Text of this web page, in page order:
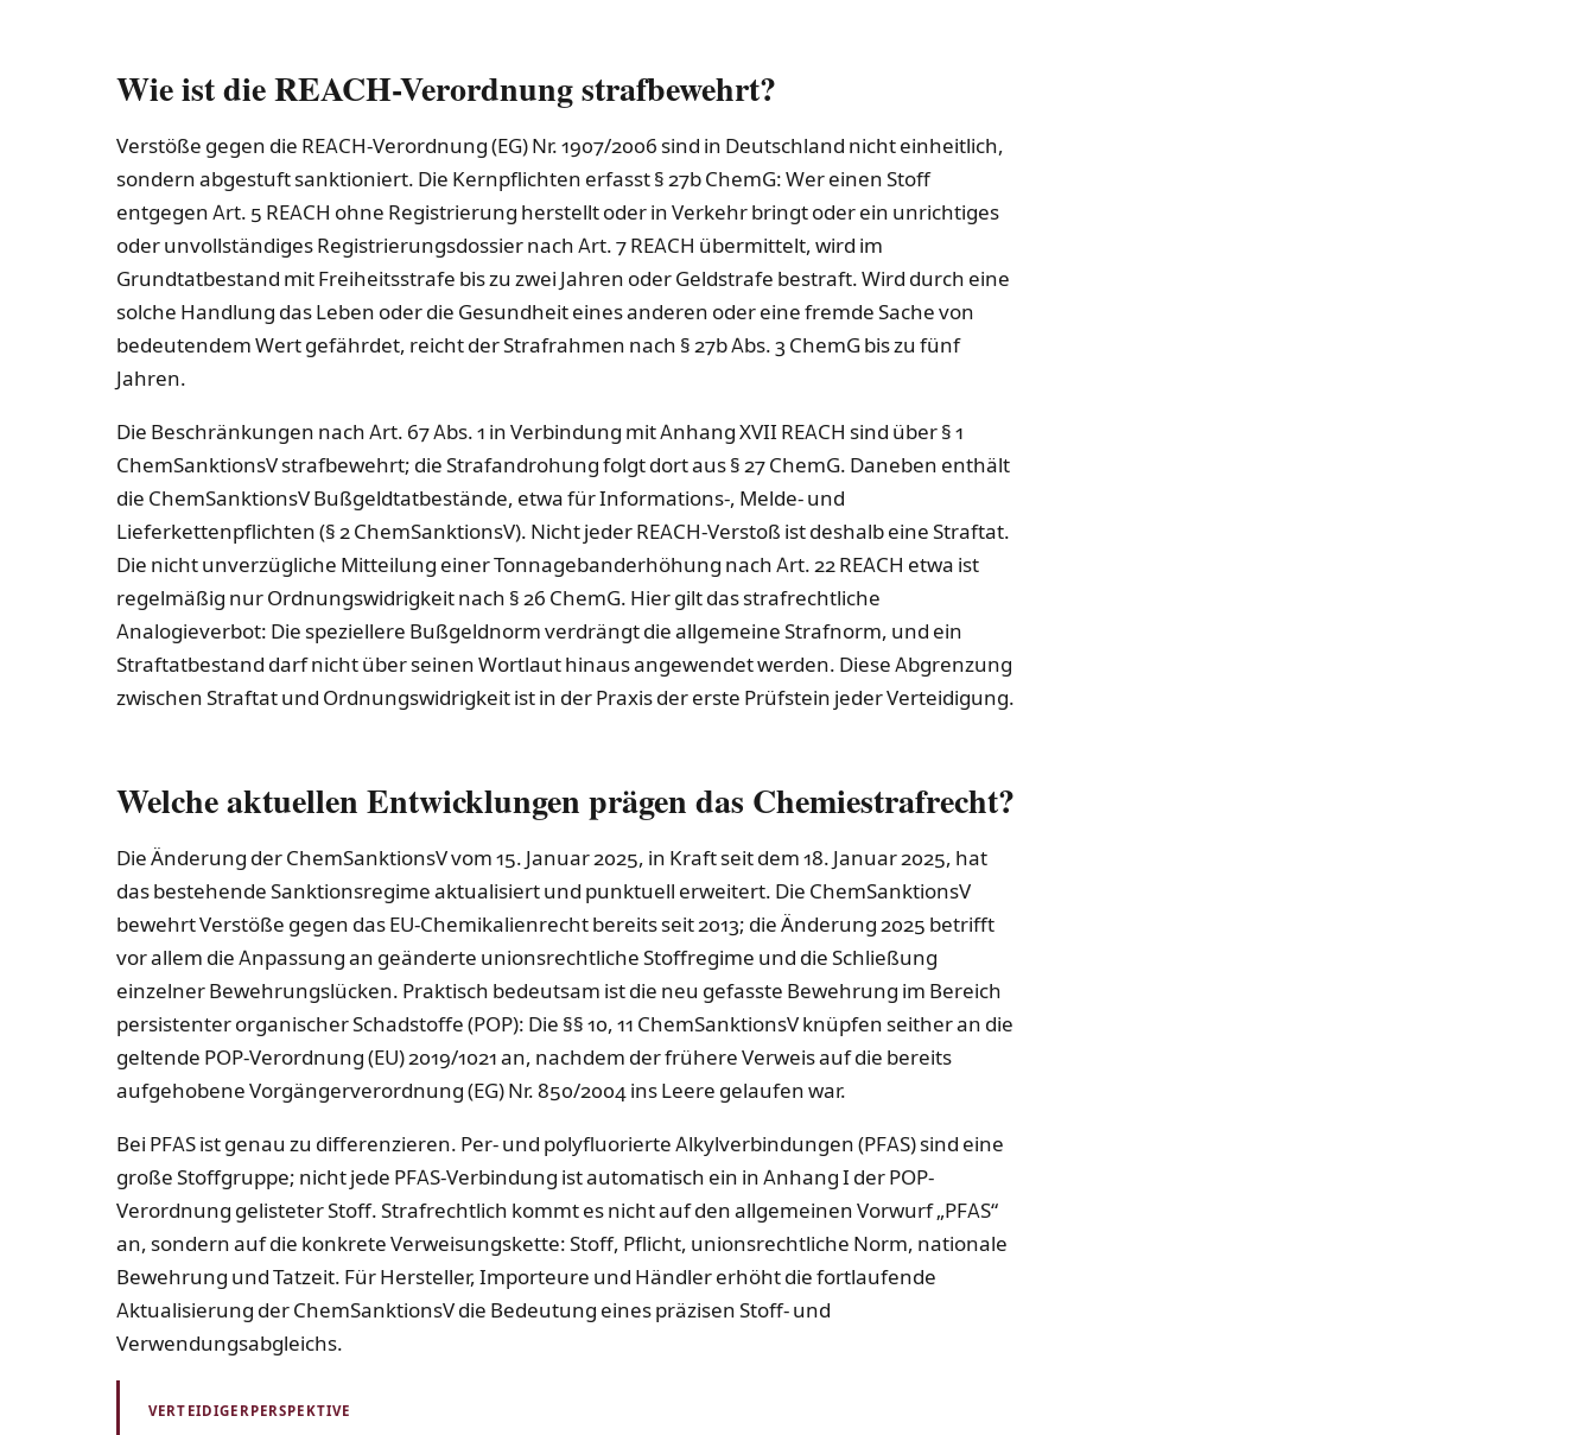
Wie ist die REACH-Verordnung strafbewehrt?
Verstöße gegen die REACH-Verordnung (EG) Nr. 1907/2006 sind in Deutschland nicht einheitlich,
sondern abgestuft sanktioniert. Die Kernpflichten erfasst § 27b ChemG: Wer einen Stoff
entgegen Art. 5 REACH ohne Registrierung herstellt oder in Verkehr bringt oder ein unrichtiges
oder unvollständiges Registrierungsdossier nach Art. 7 REACH übermittelt, wird im
Grundtatbestand mit Freiheitsstrafe bis zu zwei Jahren oder Geldstrafe bestraft. Wird durch eine
solche Handlung das Leben oder die Gesundheit eines anderen oder eine fremde Sache von
bedeutendem Wert gefährdet, reicht der Strafrahmen nach § 27b Abs. 3 ChemG bis zu fünf
Jahren.
Die Beschränkungen nach Art. 67 Abs. 1 in Verbindung mit Anhang XVII REACH sind über § 1
ChemSanktionsV strafbewehrt; die Strafandrohung folgt dort aus § 27 ChemG. Daneben enthält
die ChemSanktionsV Bußgeldtatbestände, etwa für Informations-, Melde- und
Lieferkettenpflichten (§ 2 ChemSanktionsV). Nicht jeder REACH-Verstoß ist deshalb eine Straftat.
Die nicht unverzügliche Mitteilung einer Tonnagebanderhöhung nach Art. 22 REACH etwa ist
regelmäßig nur Ordnungswidrigkeit nach § 26 ChemG. Hier gilt das strafrechtliche
Analogieverbot: Die speziellere Bußgeldnorm verdrängt die allgemeine Strafnorm, und ein
Straftatbestand darf nicht über seinen Wortlaut hinaus angewendet werden. Diese Abgrenzung
zwischen Straftat und Ordnungswidrigkeit ist in der Praxis der erste Prüfstein jeder Verteidigung.
Welche aktuellen Entwicklungen prägen das Chemiestrafrecht?
Die Änderung der ChemSanktionsV vom 15. Januar 2025, in Kraft seit dem 18. Januar 2025, hat
das bestehende Sanktionsregime aktualisiert und punktuell erweitert. Die ChemSanktionsV
bewehrt Verstöße gegen das EU-Chemikalienrecht bereits seit 2013; die Änderung 2025 betrifft
vor allem die Anpassung an geänderte unionsrechtliche Stoffregime und die Schließung
einzelner Bewehrungslücken. Praktisch bedeutsam ist die neu gefasste Bewehrung im Bereich
persistenter organischer Schadstoffe (POP): Die §§ 10, 11 ChemSanktionsV knüpfen seither an die
geltende POP-Verordnung (EU) 2019/1021 an, nachdem der frühere Verweis auf die bereits
aufgehobene Vorgängerverordnung (EG) Nr. 850/2004 ins Leere gelaufen war.
Bei PFAS ist genau zu differenzieren. Per- und polyfluorierte Alkylverbindungen (PFAS) sind eine
große Stoffgruppe; nicht jede PFAS-Verbindung ist automatisch ein in Anhang I der POP-
Verordnung gelisteter Stoff. Strafrechtlich kommt es nicht auf den allgemeinen Vorwurf „PFAS“
an, sondern auf die konkrete Verweisungskette: Stoff, Pflicht, unionsrechtliche Norm, nationale
Bewehrung und Tatzeit. Für Hersteller, Importeure und Händler erhöht die fortlaufende
Aktualisierung der ChemSanktionsV die Bedeutung eines präzisen Stoff- und
Verwendungsabgleichs.